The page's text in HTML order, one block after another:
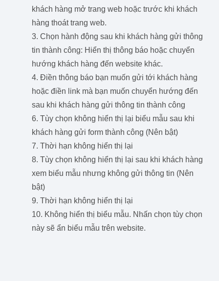
khách hàng mở trang web hoặc trước khi khách
hàng thoát trang web.
3. Chọn hành động sau khi khách hàng gửi thông
tin thành công: Hiển thị thông báo hoặc chuyển
hướng khách hàng đến website khác.
4. Điền thông báo bạn muốn gửi tới khách hàng
hoặc điền link mà bạn muốn chuyển hướng đến
sau khi khách hàng gửi thông tin thành công
6. Tùy chọn không hiển thị lại biểu mẫu sau khi
khách hàng gửi form thành công (Nên bật)
7. Thời hạn không hiển thị lại
8. Tùy chọn không hiển thị lại sau khi khách hàng
xem biểu mẫu nhưng không gửi thông tin (Nên
bật)
9. Thời hạn không hiển thị lại
10. Không hiển thị biểu mẫu. Nhấn chọn tùy chọn
này sẽ ẩn biểu mẫu trên website.